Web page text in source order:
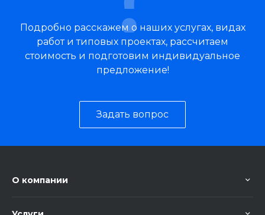
Подробно расскажем о наших услугах, видах
работ и типовых проектах, рассчитаем
стоимость и подготовим индивидуальное
предложение!
Задать вопрос
О компании